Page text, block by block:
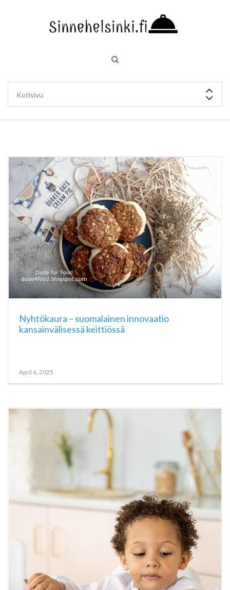
Nyhtökaura – suomalainen innovaatio
kansainvälisessä keittiössä
April 6, 2025